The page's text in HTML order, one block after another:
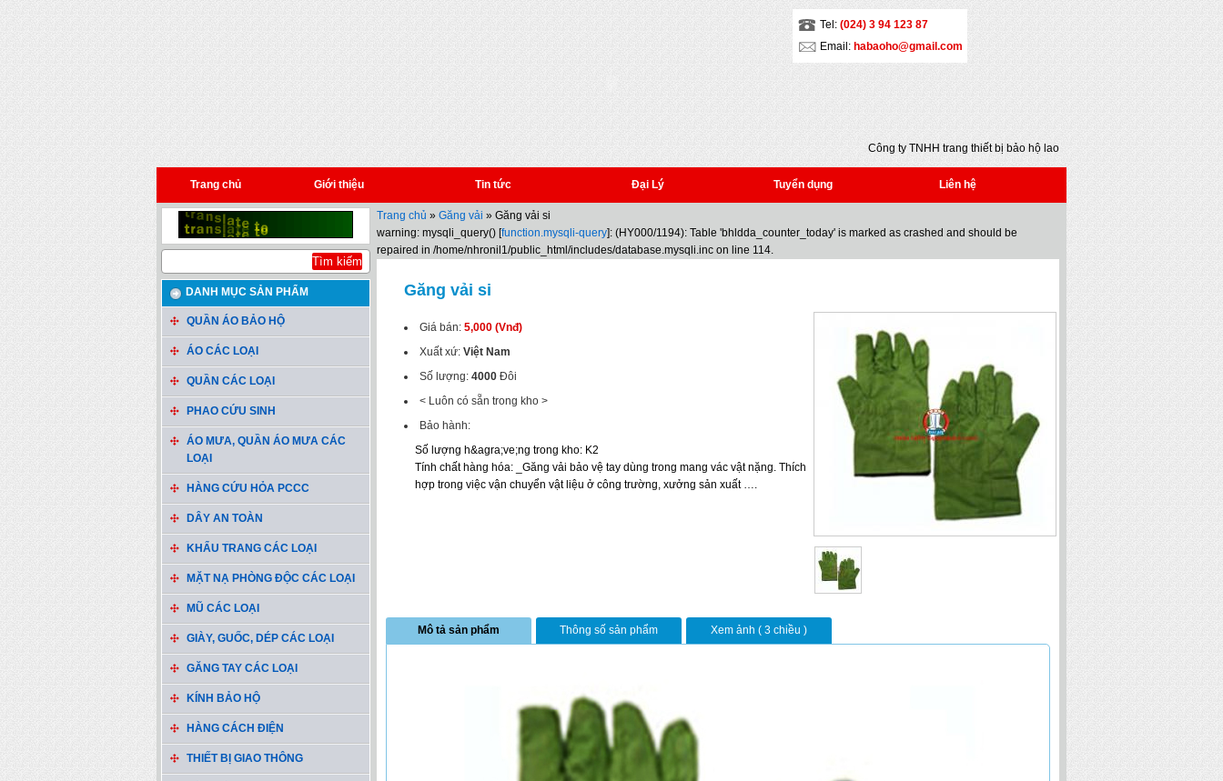
Tel: (024) 3 94 123 87
Email: habaoho@gmail.com
Công ty TNHH trang thiết bị bảo hộ lao động
Đại An - Địa chỉ: Số 5 - Yết Kiêu - Quận Hai Bà
Trưng - Hà Nội - Tel: (024) 3 941 2386 * Fax:
(024) 3 941 2386 * Email:
Trang chủ Giới thiệu Tin tức Đại Lý Tuyển dụng Liên hệ
DANH MỤC SẢN PHẨM
QUẦN ÁO BẢO HỘ
ÁO CÁC LOẠI
QUẦN CÁC LOẠI
PHAO CỨU SINH
ÁO MƯA, QUẦN ÁO MƯA CÁC
LOẠI
HÀNG CỨU HỎA PCCC
DÂY AN TOÀN
KHẨU TRANG CÁC LOẠI
MẶT NẠ PHÒNG ĐỘC CÁC LOẠI
MŨ CÁC LOẠI
GIÀY, GUỐC, DÉP CÁC LOẠI
GĂNG TAY CÁC LOẠI
KÍNH BẢO HỘ
HÀNG CÁCH ĐIỆN
THIẾT BỊ GIAO THÔNG
Trang chủ » Găng vải » Găng vải si
warning: mysqli_query() [function.mysqli-query]: (HY000/1194): Table 'bhldda_counter_today' is marked as crashed and should be
repaired in /home/nhronil1/public_html/includes/database.mysqli.inc on line 114.
Găng vải si
Giá bán: 5,000 (Vnđ)
Xuất xứ: Việt Nam
Số lượng: 4000 Đôi
< Luôn có sẵn trong kho >
Bảo hành:
Số lượng h&agra;ve;ng trong kho: K2
Tính chất hàng hóa: _Găng vải bảo vệ tay dùng trong mang vác vật nặng. Thích
hợp trong việc vận chuyển vật liệu ở công trường, xưởng sản xuất ….
Mô tả sản phẩm Thông số sản phẩm Xem ảnh ( 3 chiều )